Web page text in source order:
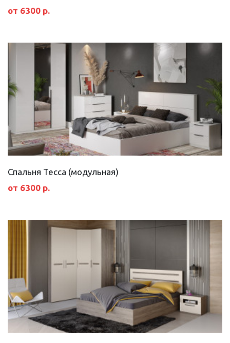
от 6300 р.
Спальня Тесса (модульная)
от 6300 р.